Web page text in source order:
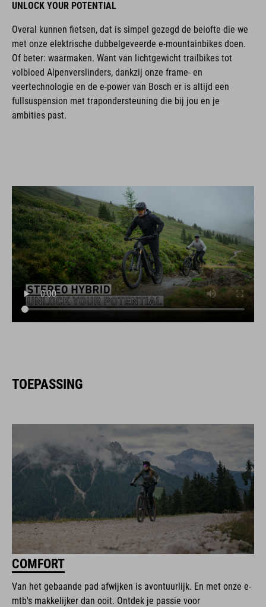
UNLOCK YOUR POTENTIAL
Overal kunnen fietsen, dat is simpel gezegd de belofte die we
met onze elektrische dubbelgeveerde e-mountainbikes doen.
Of beter: waarmaken. Want van lichtgewicht trailbikes tot
volbloed Alpenverslinders, dankzij onze frame- en
veertechnologie en de e-power van Bosch er is altijd een
fullsuspension met trapondersteuning die bij jou en je
ambities past.
TOEPASSING
COMFORT
Van het gebaande pad afwijken is avontuurlijk. En met onze e-
mtb's makkelijker dan ooit. Ontdek je passie voor